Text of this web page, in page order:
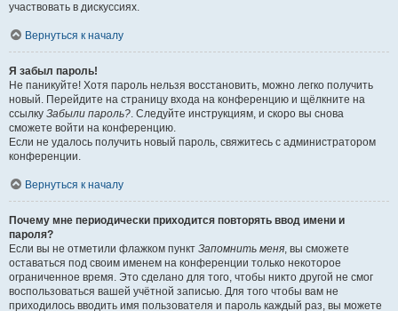
участвовать в дискуссиях.
Вернуться к началу
Я забыл пароль!
Не паникуйте! Хотя пароль нельзя восстановить, можно легко получить
новый. Перейдите на страницу входа на конференцию и щёлкните на
ссылку Забыли пароль?. Следуйте инструкциям, и скоро вы снова
сможете войти на конференцию.
Если не удалось получить новый пароль, свяжитесь с администратором
конференции.
Вернуться к началу
Почему мне периодически приходится повторять ввод имени и
пароля?
Если вы не отметили флажком пункт Запомнить меня, вы сможете
оставаться под своим именем на конференции только некоторое
ограниченное время. Это сделано для того, чтобы никто другой не смог
воспользоваться вашей учётной записью. Для того чтобы вам не
приходилось вводить имя пользователя и пароль каждый раз, вы можете